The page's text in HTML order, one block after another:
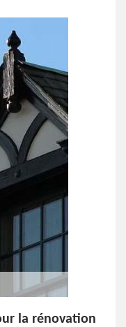
la rénovation